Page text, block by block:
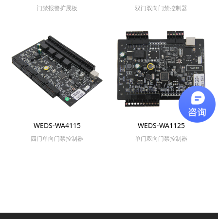
门禁报警扩展板 双门双向门禁控制器
WEDS-WA4115
四门单向门禁控制器
WEDS-WA1125
单门双向门禁控制器